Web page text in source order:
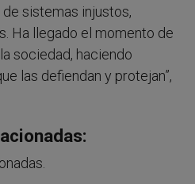
de sistemas injustos,
Ha llegado el momento de
sociedad, haciendo
las defiendan y protejan”,